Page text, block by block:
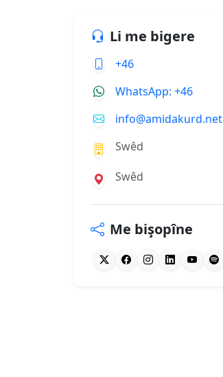
Li me bigere
+46
WhatsApp: +46
info@amidakurd.net
Swêd
Swêd
Me bişopîne